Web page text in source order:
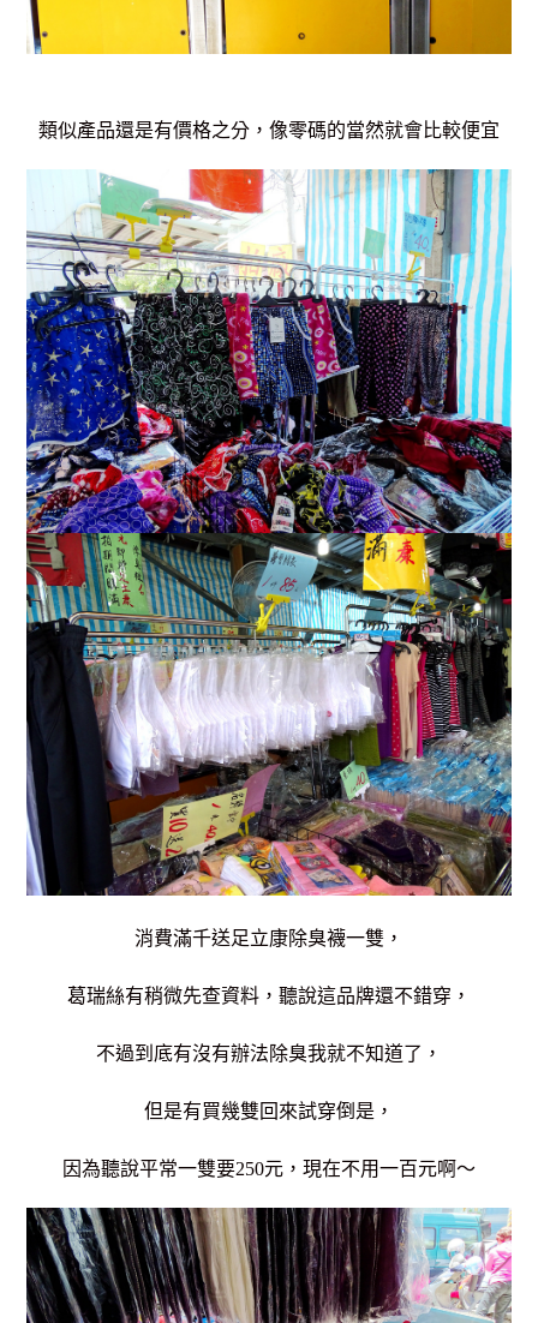
類似產品還是有價格之分，像零碼的當然就會比較便宜
消費滿千送足立康除臭襪一雙，
葛瑞絲有稍微先查資料，聽說這品牌還不錯穿，
不過到底有沒有辦法除臭我就不知道了，
但是有買幾雙回來試穿倒是，
因為聽說平常一雙要250元，現在不用一百元啊～